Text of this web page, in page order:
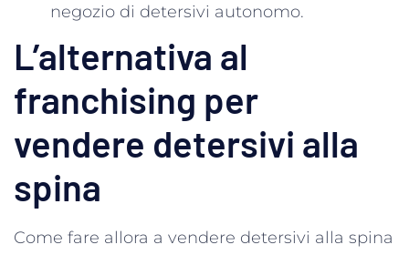
negozio di detersivi autonomo.
L’alternativa al
franchising per
vendere detersivi alla
spina
Come fare allora a vendere detersivi alla spina